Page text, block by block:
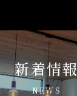
新着情報
NEWS